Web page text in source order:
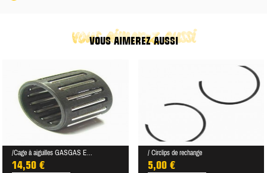
VOUS AIMEREZ AUSSI
vous aimerez aussi
/Cage à aiguilles GASGAS E...
14,50 €
/ Circlips de rechange
5,00 €